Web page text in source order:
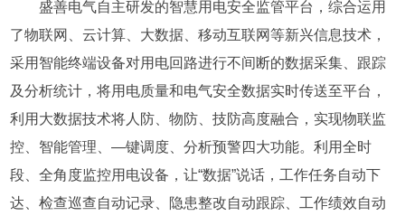
盛善电气自主研发的智慧用电安全监管平台，综合运用
了物联网、云计算、大数据、移动互联网等新兴信息技术，
采用智能终端设备对用电回路进行不间断的数据采集、跟踪
及分析统计，将用电质量和电气安全数据实时传送至平台，
利用大数据技术将人防、物防、技防高度融合，实现物联监
控、智能管理、—键调度、分析预警四大功能。利用全时
段、全角度监控用电设备，让“数据”说话，工作任务自动下
达、检查巡查自动记录、隐患整改自动跟踪、工作绩效自动